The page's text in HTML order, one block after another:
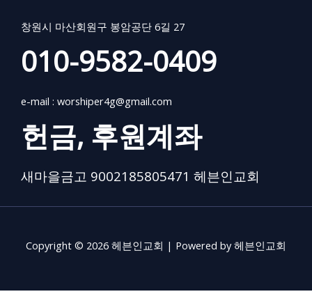
창원시 마산회원구 봉암공단 6길 27
010-9582-0409
e-mail : worshiper4g@gmail.com
헌금, 후원계좌
새마을금고 9002185805471 헤븐인교회
Copyright © 2026 헤븐인교회 | Powered by 헤븐인교회